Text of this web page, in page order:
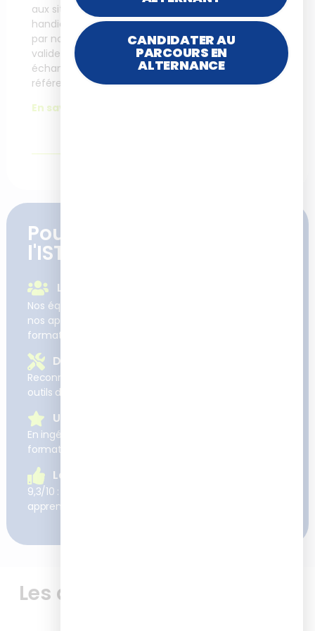
aux situations de
handicap rencontrées
par nos apprenants se
valident après un
échange avec notre
référente Accessibilité.
En savoir plus.
Pourquoi se former à
l'ISTF
Le suivi et l'accompagnement
Nos équipes sont learner et user centric : nos clients,
nos apprenants et leurs enjeux sont au cœur de nos
formations et projets.
Des formations concrètes
Reconnues pour développer des compétences et
outils directement applicables sur le terrain
Une expertise reconnue
En ingénierie pédagogique et digitalisation des
formations
La satisfaction client
9,3/10 : c’est la satisfaction moyenne à chaud de nos
apprenants après nos formations
Les avis de nos apprenants
CANDIDATER AU
PARCOURS EN
ALTERNANCE